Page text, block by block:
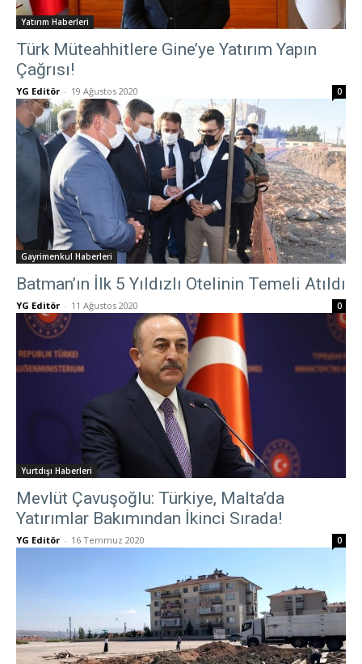
Yatırım Haberleri
Türk Müteahhitlere Gine’ye Yatırım Yapın
Çağrısı!
YG Editör - 19 Ağustos 2020 0
Gayrimenkul Haberleri
Batman’ın İlk 5 Yıldızlı Otelinin Temeli Atıldı
YG Editör - 11 Ağustos 2020 0
Yurtdışı Haberleri
Mevlüt Çavuşoğlu: Türkiye, Malta’da
Yatırımlar Bakımından İkinci Sırada!
YG Editör - 16 Temmuz 2020 0